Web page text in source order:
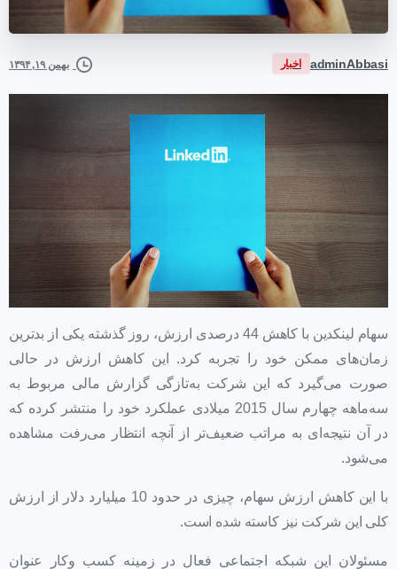
adminAbbasi اخبار بهمن ۱۹, ۱۳۹۴
سهام لینکدین با کاهش 44 درصدی ارزش، روز گذشته یکی از بدترین
زمان‌های ممکن خود را تجربه کرد. این کاهش ارزش در حالی
صورت می‌گیرد که این شرکت به‌تازگی گزارش مالی مربوط به
سه‌ماهه چهارم سال 2015 میلادی عملکرد خود را منتشر کرده که
در آن نتیجه‌ای به مراتب ضعیف‌تر از آنچه انتظار می‌رفت مشاهده
می‌شود.
با این کاهش ارزش سهام، چیزی در حدود 10 میلیارد دلار از ارزش
کلی این شرکت نیز کاسته شده است.
مسئولان این شبکه اجتماعی فعال در زمینه کسب وکار عنوان